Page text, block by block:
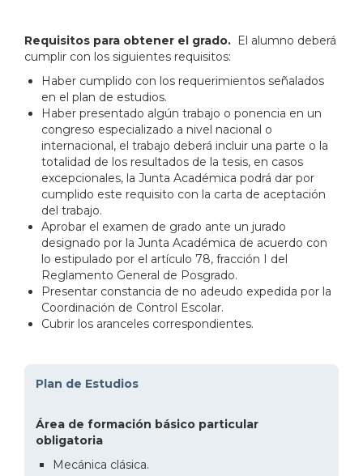
Requisitos para obtener el grado. El alumno deberá
cumplir con los siguientes requisitos:
Haber cumplido con los requerimientos señalados
en el plan de estudios.
Haber presentado algún trabajo o ponencia en un
congreso especializado a nivel nacional o
internacional, el trabajo deberá incluir una parte o la
totalidad de los resultados de la tesis, en casos
excepcionales, la Junta Académica podrá dar por
cumplido este requisito con la carta de aceptación
del trabajo.
Aprobar el examen de grado ante un jurado
designado por la Junta Académica de acuerdo con
lo estipulado por el artículo 78, fracción I del
Reglamento General de Posgrado.
Presentar constancia de no adeudo expedida por la
Coordinación de Control Escolar.
Cubrir los aranceles correspondientes.
Plan de Estudios
Área de formación básico particular
obligatoria
Mecánica clásica.